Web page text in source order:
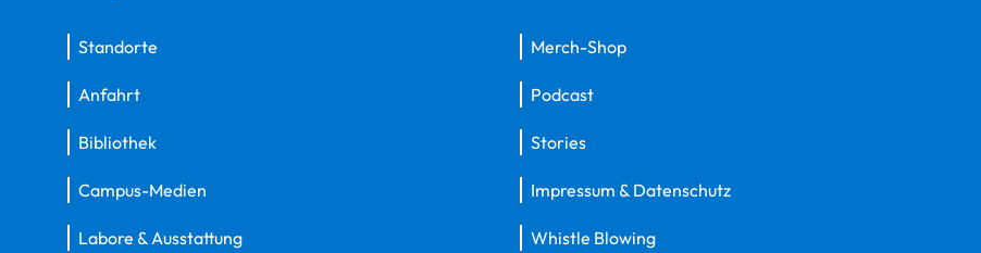
Standorte
Anfahrt
Bibliothek
Campus-Medien
Labore & Ausstattung
Merch-Shop
Podcast
Stories
Impressum & Datenschutz
Whistle Blowing